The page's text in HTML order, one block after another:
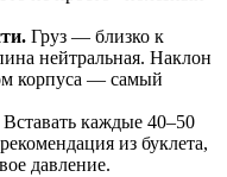
Груз — близко к
нейтральная. Наклон
корпуса — самый
Вставать каждые 40–50
из буклета,
давление.